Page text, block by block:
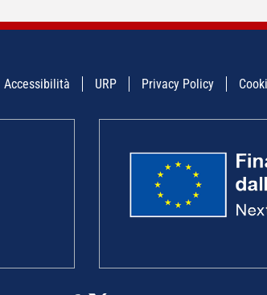
Accessibilità URP Privacy Policy